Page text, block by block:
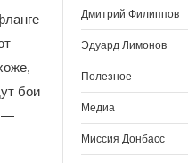
бои
—
Дмитрий Филиппов
Эдуард Лимонов
Полезное
Медиа
Миссия Донбасс